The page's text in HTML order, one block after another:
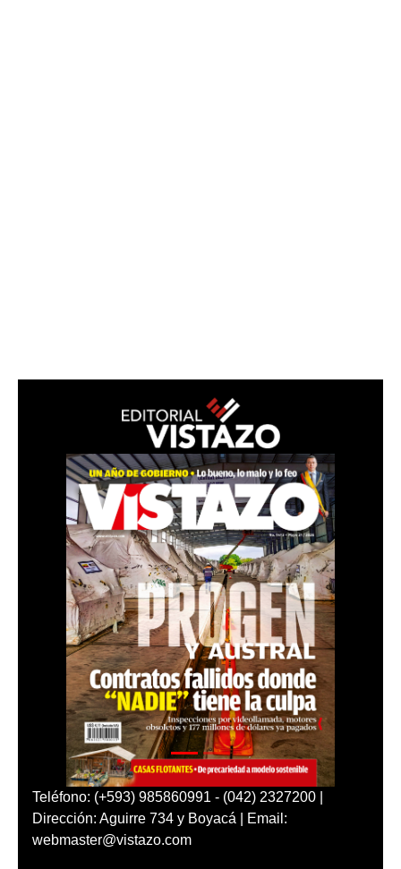
Teléfono: (+593) 985860991 - (042) 2327200 |
Dirección: Aguirre 734 y Boyacá | Email:
webmaster@vistazo.com